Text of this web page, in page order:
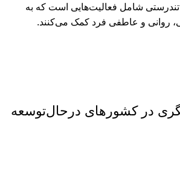
شامل فعالیت‌هایی است که به
روانی و عاطفی فرد کمک می‌کنند.
در کشورهای در‌حال‌‌توسعه